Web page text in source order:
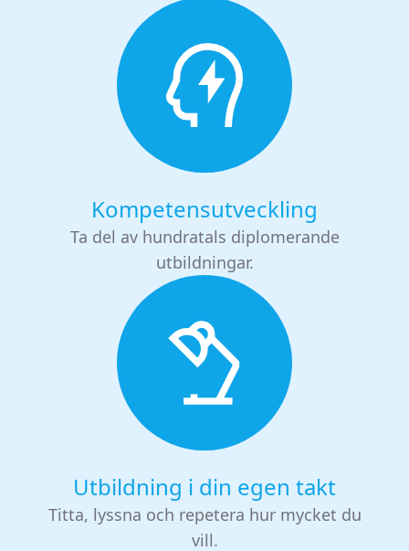
Kompetensutveckling
Ta del av hundratals diplomerande
utbildningar.
Utbildning i din egen takt
Titta, lyssna och repetera hur mycket du
vill.